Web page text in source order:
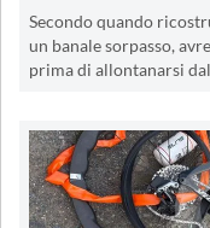
Secondo quando
un banale sorpasso,
prima di allontanarsi